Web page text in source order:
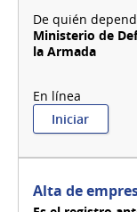
de
de
el
Ministerio de
la Armada
Iniciar:
Alta
Alta de